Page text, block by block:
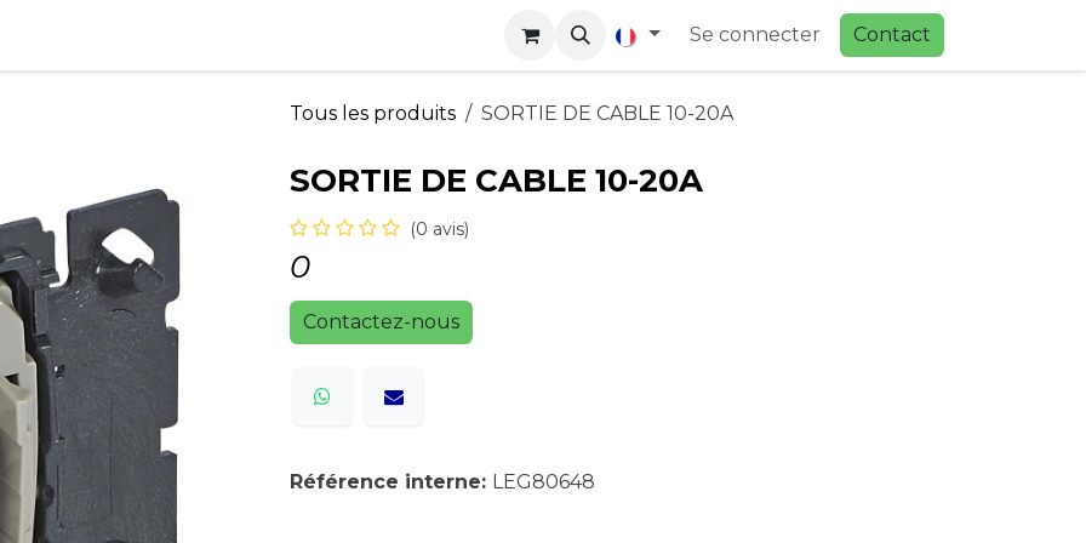
Carrières Se connecter Contact
Tous les produits SORTIE DE CABLE 10-20A
SORTIE DE CABLE 10-20A
(0 avis)
0
Contactez-nous
Référence interne: LEG80648